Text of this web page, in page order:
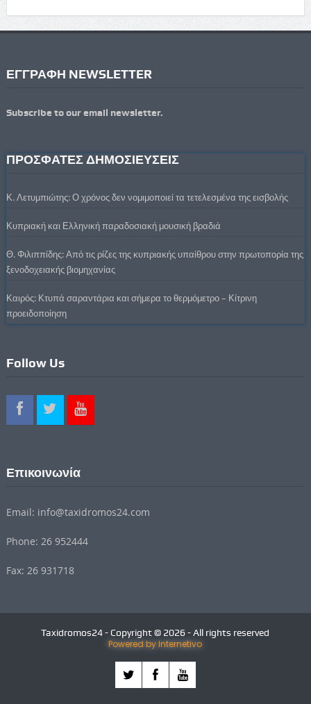
ΕΓΓΡΑΦΗ NEWSLETTER
Subscribe to our email newsletter.
ΠΡΟΣΦΑΤΕΣ ΔΗΜΟΣΙΕΥΣΕΙΣ
Κ. Λετυμπιώτης: Ο χρόνος δεν νομιμοποιεί τα τετελεσμένα της εισβολής
Κυπριακή και Ελληνική παραδοσιακή μουσική βραδιά
Θ. Φιλιππίδης: Από τις ρίζες της κυπριακής υπαίθρου στην πρωτοπορία της
ξενοδοχειακής βιομηχανίας
Καιρός: Κτυπά σαραντάρια και σήμερα το θερμόμετρο – Κίτρινη
προειδοποίηση
Follow Us
Επικοινωνία
Email: info@taxidromos24.com
Phone: 26 952444
Fax: 26 931718
Taxidromos24 - Copyright © 2026 - All rights reserved
Powered by Internetivo